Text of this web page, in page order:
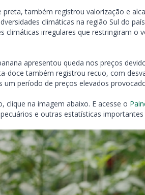
preta, também registrou valorização e
climáticas na região Sul do
climáticas irregulares que restringiram o
apresentou queda nos preços
doce também registrou recuo, com
período de preços elevados
clique na imagem abaixo. E acesse o
e outras estatísticas